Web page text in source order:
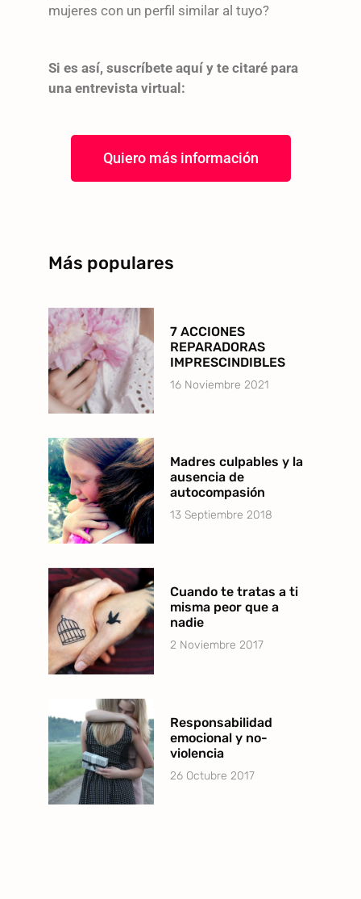
mujeres con un perfil similar al tuyo?
Si es así, suscríbete aquí y te citaré para
una entrevista virtual:
Quiero más información
Más populares
7 ACCIONES
REPARADORAS
IMPRESCINDIBLES
16 Noviembre 2021
Madres culpables y la
ausencia de
autocompasión
13 Septiembre 2018
Cuando te tratas a ti
misma peor que a
nadie
2 Noviembre 2017
Responsabilidad
emocional y no-
violencia
26 Octubre 2017